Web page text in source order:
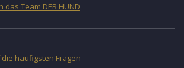
Team DER HUND
häufigsten Fragen